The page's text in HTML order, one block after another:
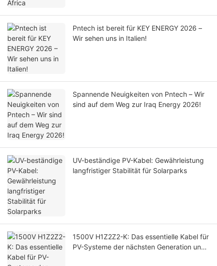
Pntech ist bereit für KEY ENERGY 2026 –
Wir sehen uns in Italien!
Spannende Neuigkeiten von Pntech – Wir
sind auf dem Weg zur Iraq Energy 2026!
UV-beständige PV-Kabel: Gewährleistung
langfristiger Stabilität für Solarparks
1500V H1Z2Z2-K: Das essentielle Kabel für
PV-Systeme der nächsten Generation und